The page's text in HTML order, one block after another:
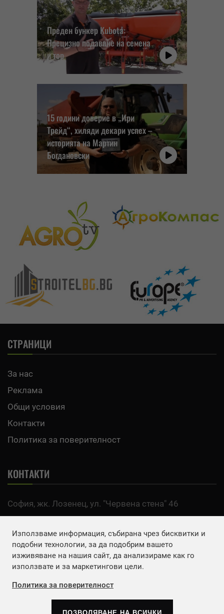
Преден бункер Kubota:
Прецизно подаване на семена
и тор
15 години доверие в „Ири
Трейд“, хиляди декари успех –
историята на Мартин
Богдановски
СТРАНИЦИ
За нас
Реклама
Общи условия
Контакти
Политика за поверителност
КОНТАКТИ
София, жк. Лозенец, ул. "Червена стена" 46
Email: office@agro.bg
FACEBOOK
Използваме информация, събирана чрез бисквитки и
подобни технологии, за да подобрим вашето
изживяване на нашия сайт, да анализираме как го
използвате и за маркетингови цели.
Политика за поверителност